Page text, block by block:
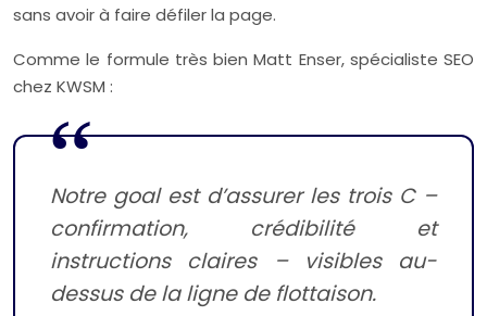
sans avoir à faire défiler la page.
Comme le formule très bien Matt Enser, spécialiste SEO
chez KWSM :
Notre goal est d’assurer les trois C –
confirmation, crédibilité et
instructions claires – visibles au-
dessus de la ligne de flottaison.